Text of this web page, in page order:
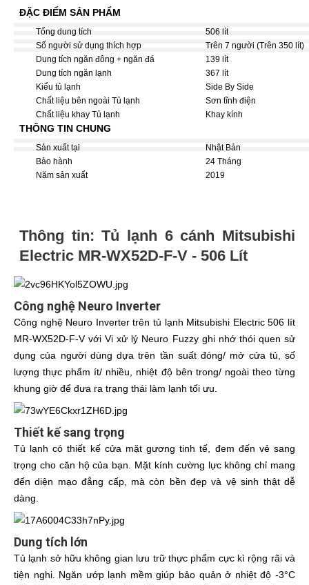
ĐẶC ĐIỂM SẢN PHẨM
Tổng dung tích
506 lít
Số người sử dụng thích hợp
Trên 7 người (Trên 350 lít)
Dung tích ngăn đông + ngăn đá
139 lít
Dung tích ngăn lạnh
367 lít
Kiểu tủ lạnh
Side By Side
Chất liệu bên ngoài Tủ lạnh
Sơn tĩnh điện
Chất liệu khay Tủ lạnh
Khay kính
THÔNG TIN CHUNG
Sản xuất tại
Nhật Bản
Bảo hành
24 Tháng
Năm sản xuất
2019
Thông tin: Tủ lạnh 6 cánh Mitsubishi
Electric MR-WX52D-F-V - 506 Lít
Công nghệ Neuro Inverter
Công nghệ Neuro Inverter trên tủ lạnh Mitsubishi Electric 506 lít
MR-WX52D-F-V với Vi xử lý Neuro Fuzzy ghi nhớ thói quen sử
dụng của người dùng dựa trên tần suất đóng/ mở cửa tủ, số
lượng thực phẩm ít/ nhiều, nhiệt độ bên trong/ ngoài theo từng
khung giờ để đưa ra trạng thái làm lạnh tối ưu.
Thiết kế sang trọng
Tủ lạnh có thiết kế cửa mặt gương tinh tế, đem đến vẻ sang
trọng cho căn hộ của bạn. Mặt kính cường lực không chỉ mang
đến diện mạo đẳng cấp, mà còn bền đẹp và vệ sinh thật dễ
dàng.
Dung tích lớn
Tủ lạnh sở hữu không gian lưu trữ thực phẩm cực kì rộng rãi và
tiện nghi. Ngăn ướp lạnh mềm giúp bảo quản ở nhiệt độ -3°C